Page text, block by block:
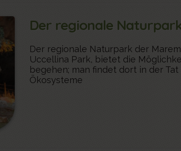
Der regionale
Der regionale Naturpark der
Uccellina Park, bietet die
begehen; man findet dort in der
Ökosysteme